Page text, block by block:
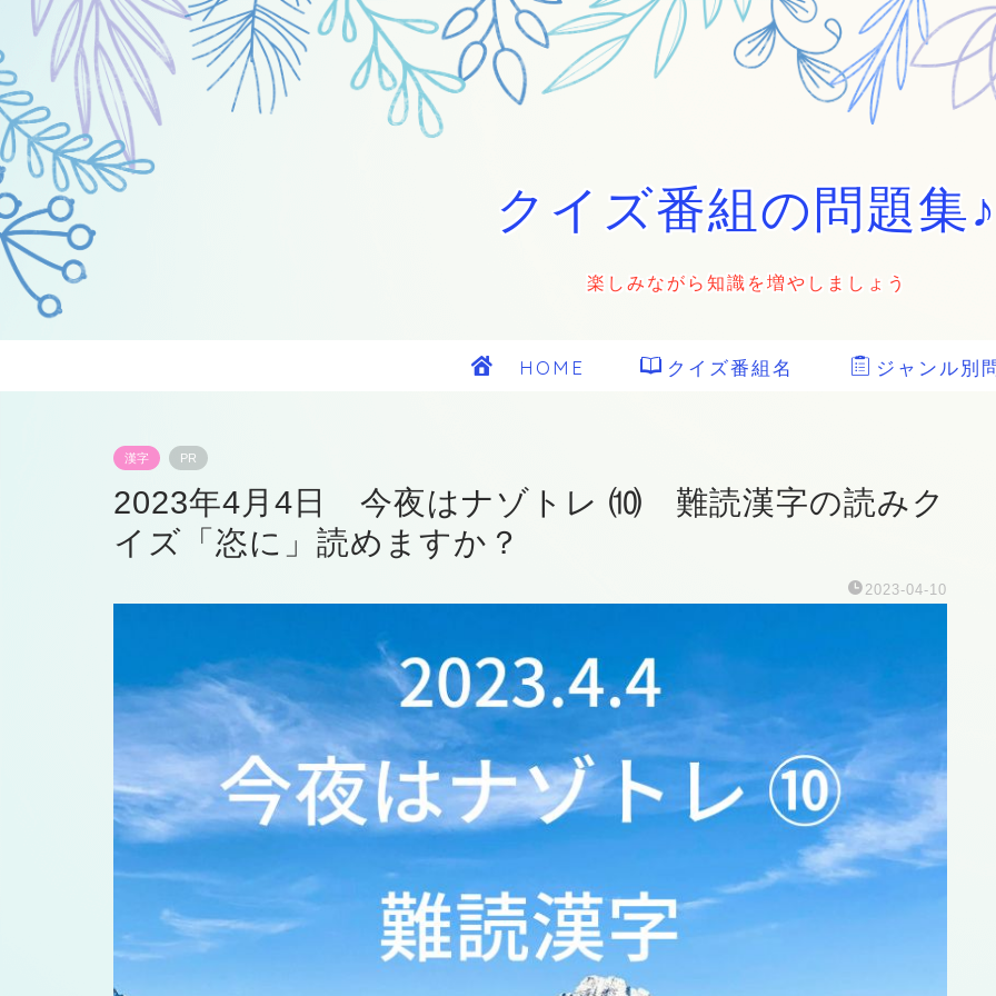
クイズ番組の問題集
楽しみながら知識を増やしましょう
HOME クイズ番組名 ジャンル別
漢字 PR
2023年4月4日 今夜はナゾトレ ⑽ 難読漢字の読みク
イズ「恣に」読めますか？
2023-04-10